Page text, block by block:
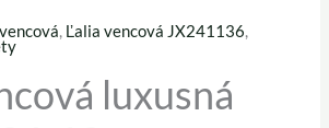
, Ľalia vencová JX241136,
luxusná